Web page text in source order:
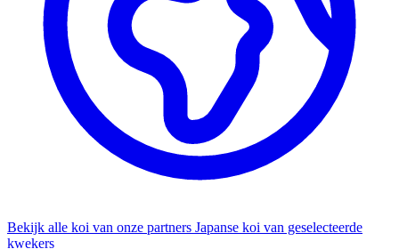
Bekijk alle koi van onze partners Japanse koi van geselecteerde
kwekers